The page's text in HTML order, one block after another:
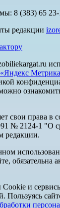
8 (383) 65
редакции
«Яндекс
свои права в
№ 2124-1 "О
редакции.
обязательна
и
Пользуясь